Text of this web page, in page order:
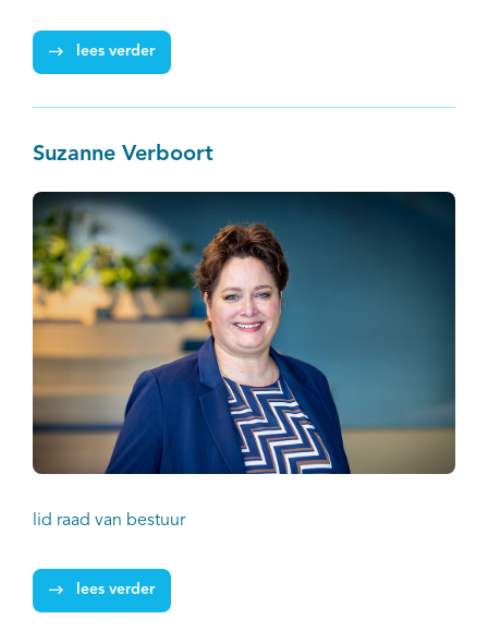
lees verder
Suzanne Verboort
lid raad van bestuur
lees verder